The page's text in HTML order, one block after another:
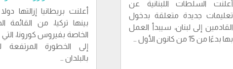
أعلنت السلطات اللبنانية عن
تعليمات جديدة متعلقة بدخول
القادمين إلى لبنان، سيبدأ العمل
بها بدءًا من 15 من كانون الأول …
أعلنت بريطانيا إزالتها
بينها تركيا، من القائمة
الخاصة بفيروس كورونا،
إلى الخطورة المرتفعة
بالبلدان …